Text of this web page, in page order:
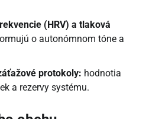
(HRV) a tlaková
o autonómnom tóne a
protokoly: hodnotia
a rezervy systému.